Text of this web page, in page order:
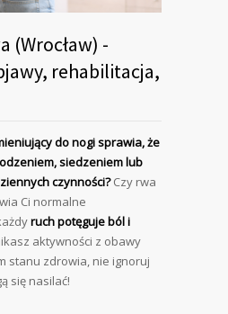
(Wrocław) -
rehabilitacja,
do nogisprawia, że
siedzeniem lub
czynności?Czy rwa
Ci normalne
ruch potęguje ból i
aktywności z obawy
stanu zdrowia, nie ignoruj
się nasilać!